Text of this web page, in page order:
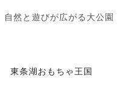
自然と遊びが広がる大公園
東条湖おもちゃ王国